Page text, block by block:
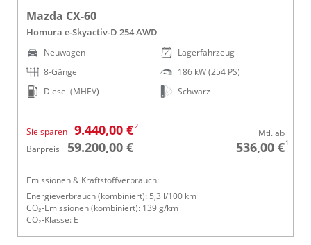
Mazda CX-60
Homura e-Skyactiv-D 254 AWD
Neuwagen
8-Gänge
Diesel (MHEV)
Lagerfahrzeug
186 kW (254 PS)
Schwarz
Sie sparen 9.440,00 €2
Barpreis 59.200,00 €
Mtl. ab
536,00 €1
Emissionen & Kraftstoffverbrauch:
Energieverbrauch (kombiniert): 5,3 l/100 km
CO₂-Emissionen (kombiniert): 139 g/km
CO₂-Klasse: E